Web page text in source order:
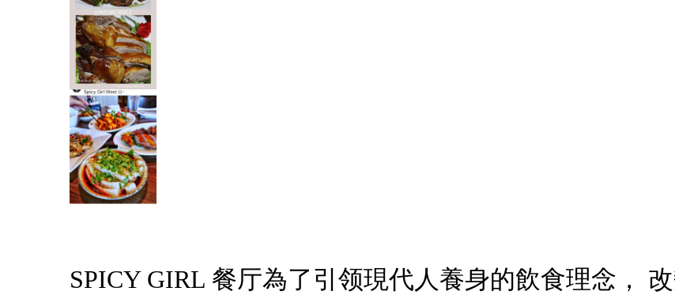
SPICY GIRL 餐厅為了引领現代人養身的飲食理念，